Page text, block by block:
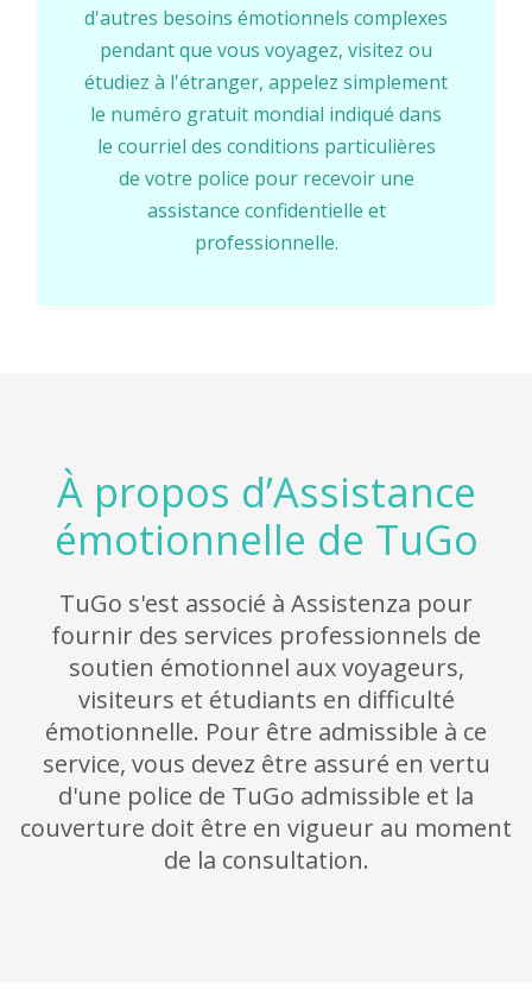
d'autres besoins émotionnels complexes
pendant que vous voyagez, visitez ou
étudiez à l'étranger, appelez simplement
le numéro gratuit mondial indiqué dans
le courriel des conditions particulières
de votre police pour recevoir une
assistance confidentielle et
professionnelle.
À propos d’Assistance
émotionnelle de TuGo
TuGo s'est associé à Assistenza pour
fournir des services professionnels de
soutien émotionnel aux voyageurs,
visiteurs et étudiants en difficulté
émotionnelle. Pour être admissible à ce
service, vous devez être assuré en vertu
d'une police de TuGo admissible et la
couverture doit être en vigueur au moment
de la consultation.